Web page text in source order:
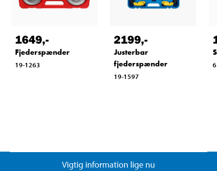
1649,-
Fjederspænder
19-1263
2199,-
Justerbar
fjederspænder
19-1597
Vigtig information lige nu